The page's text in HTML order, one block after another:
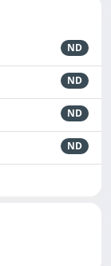
ND
ND
ND
ND